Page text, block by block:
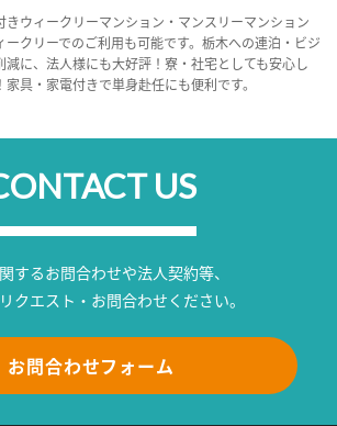
ウィークリーマンション・マンスリーマンション
クリーでのご利用も可能です。栃木への連泊・ビジ
減に、法人様にも大好評！寮・社宅としても安心し
具・家電付きで単身赴任にも便利です。
US
するお問合わせや法人契約等、
クエスト・お問合わせください。
お問合わせフォーム